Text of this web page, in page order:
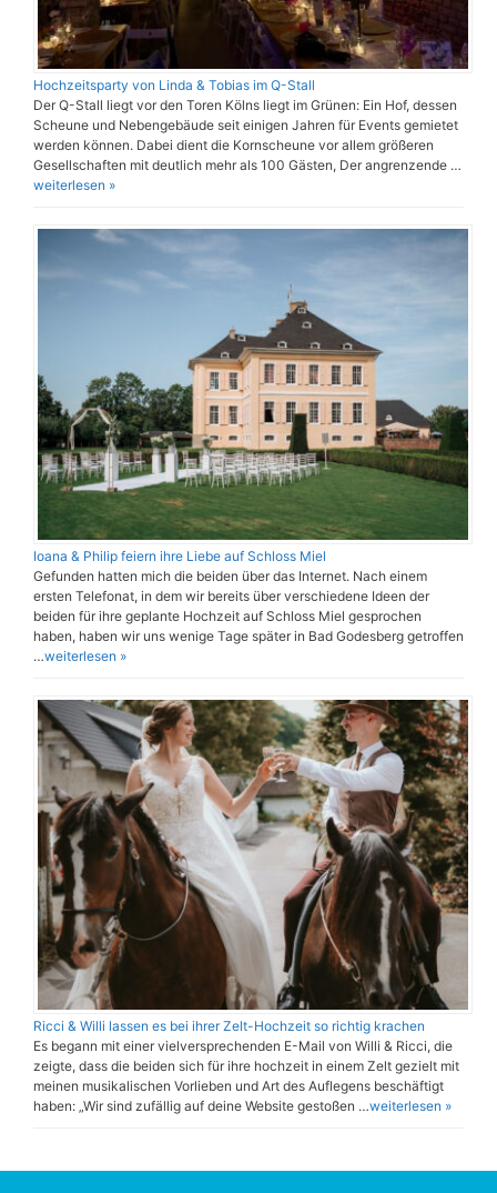
Hochzeitsparty von Linda & Tobias im Q-Stall
Der Q-Stall liegt vor den Toren Kölns liegt im Grünen: Ein Hof, dessen
Scheune und Nebengebäude seit einigen Jahren für Events gemietet
werden können. Dabei dient die Kornscheune vor allem größeren
Gesellschaften mit deutlich mehr als 100 Gästen, Der angrenzende …
weiterlesen »
Ioana & Philip feiern ihre Liebe auf Schloss Miel
Gefunden hatten mich die beiden über das Internet. Nach einem
ersten Telefonat, in dem wir bereits über verschiedene Ideen der
beiden für ihre geplante Hochzeit auf Schloss Miel gesprochen
haben, haben wir uns wenige Tage später in Bad Godesberg getroffen
…weiterlesen »
Ricci & Willi lassen es bei ihrer Zelt-Hochzeit so richtig krachen
Es begann mit einer vielversprechenden E-Mail von Willi & Ricci, die
zeigte, dass die beiden sich für ihre hochzeit in einem Zelt gezielt mit
meinen musikalischen Vorlieben und Art des Auflegens beschäftigt
haben: „Wir sind zufällig auf deine Website gestoßen …weiterlesen »